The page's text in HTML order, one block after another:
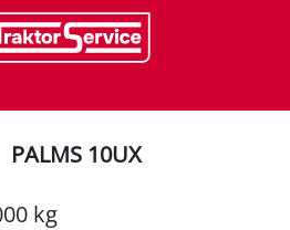
PALMS 10UX
kg